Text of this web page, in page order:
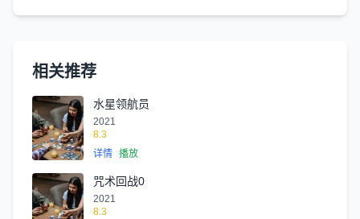
相关推荐
水星领航员
2021
8.3
详情 播放
咒术回战0
2021
8.3